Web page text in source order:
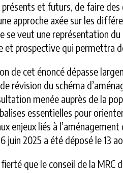
présents et futurs, de faire
approche axée sur les
se veut une représentation
et prospective qui permettra
de cet énoncé dépasse
révision du schéma
menée auprès de la
essentielles pour
enjeux liés à
juin 2025 a été déposé le 13
fierté que le conseil de la